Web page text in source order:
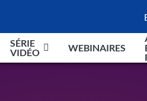
SÉRIE
VIDÉO
WEBINAIRES